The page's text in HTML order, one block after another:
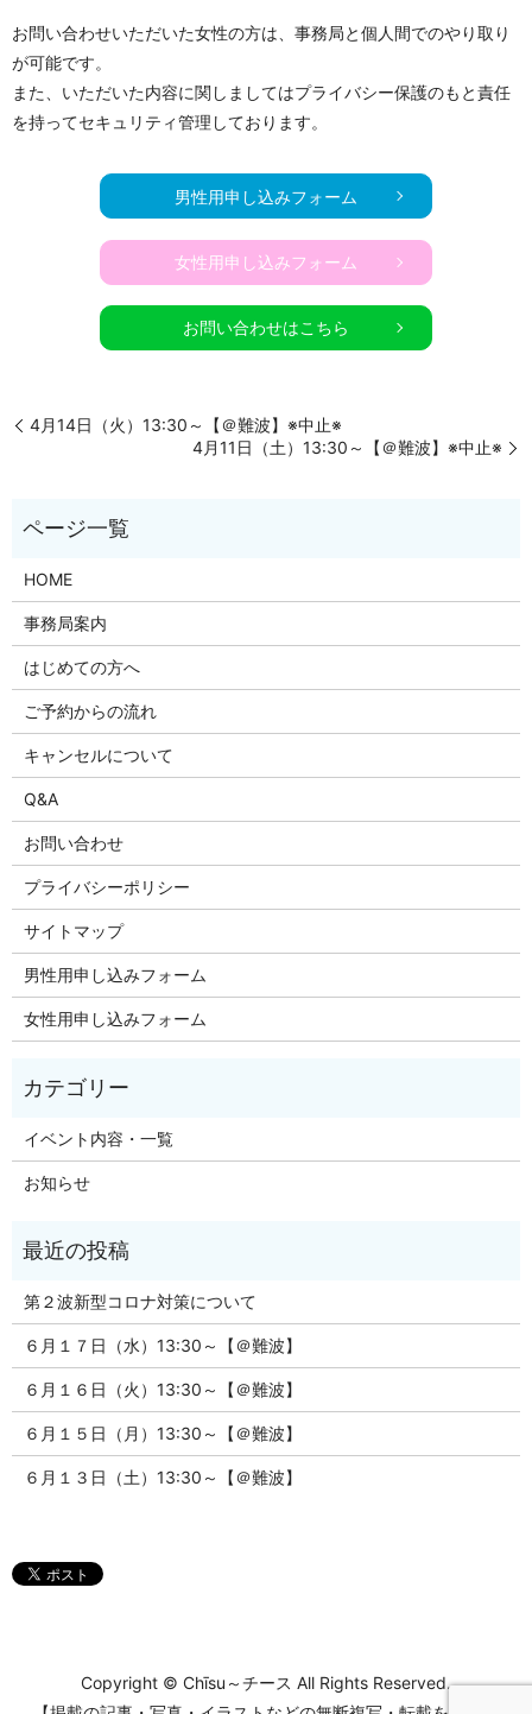
お問い合わせいただいた女性の方は、事務局と個人間でのやり取り
が可能です。
また、いただいた内容に関しましてはプライバシー保護のもと責任
を持ってセキュリティ管理しております。
男性用申し込みフォーム
女性用申し込みフォーム
お問い合わせはこちら
4月14日（火）13:30～【＠難波】※中止※
4月11日（土）13:30～【＠難波】※中止※
HOME
事務局案内
はじめての方へ
ご予約からの流れ
キャンセルについて
Q&A
お問い合わせ
プライバシーポリシー
サイトマップ
男性用申し込みフォーム
女性用申し込みフォーム
イベント内容・一覧
お知らせ
第２波新型コロナ対策について
６月１７日（水）13:30～【＠難波】
６月１６日（火）13:30～【＠難波】
６月１５日（月）13:30～【＠難波】
６月１３日（土）13:30～【＠難波】
Copyright © Chīsu～チース All Rights Reserved.